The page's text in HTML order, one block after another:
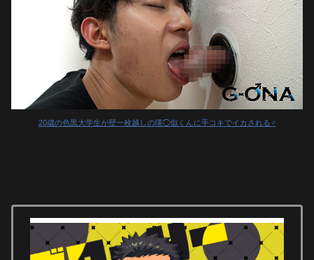
20歳の色黒大学生が壁一枚越しの瑛◯似くんに手コキでイカされる♂